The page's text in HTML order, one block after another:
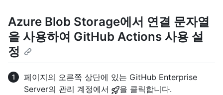
Azure Blob Storage에서 연결 문자열
을 사용하여 GitHub Actions 사용 설
정
페이지의 오른쪽 상단에 있는 GitHub Enterprise
Server의 관리 계정에서
을 클릭합니다.